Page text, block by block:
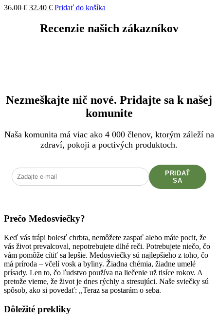
36.00€ Pôvodná
bola:
36.00 €.
32.40 €Aktuálna
32.40 €.
Pridať do košíka
Recenzie našich zákazníkov
Nezmeškajte nič nové. Pridajte sa k našej
komunite
Naša komunita má viac ako 4 000 členov, ktorým záleží na
zdraví, pokoji a poctivých produktoch.
PRIDAŤ
SA
Prečo Medosviečky?
Keď vás trápi bolesť chrbta, nemôžete zaspať alebo máte pocit, že
vás život prevalcoval, nepotrebujete dlhé reči. Potrebujete niečo, čo
vám pomôže cítiť sa lepšie. Medosviečky sú najlepšieho z toho, čo
má príroda – včelí vosk a byliny. Žiadna chémia, žiadne umelé
prísady. Len to, čo ľudstvo používa na liečenie už tisíce rokov. A
pretože vieme, že život je dnes rýchly a stresujúci. Naše sviečky sú
spôsob, ako si povedať: ,,Teraz sa postarám o seba.
Dôležité prekliky